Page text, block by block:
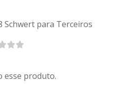
Schwert para Terceiros
esse produto.